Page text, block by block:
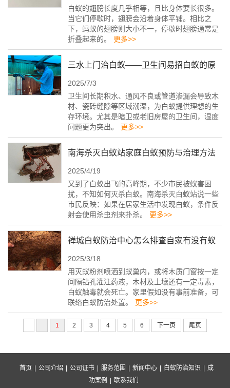
白蚁的翅膀长度几乎相等，且比身体要长很多。
当它们停歇时，翅膀会沿着身体平铺。相比之
下，蚂蚁的翅膀则大小不一，停歇时翅膀通常是
折叠起来的。
更多>>
三水上门治白蚁——卫生间易招白蚁的原
因
2025/7/3
卫生间长期积水、通风不良或管道渗漏会导致木
材、瓷砖缝隙等区域潮湿，为白蚁提供理想的生
存环境。尤其是暗卫或老旧房屋的卫生间，湿度
问题更为突出。
更多>>
南海杀灭白蚁站家庭白蚁预防与治理方法
2025/4/19
又到了白蚁出飞的高峰期，不少市民被蚁害困
扰，不知如何灭杀白蚁。南海杀灭白蚁站说一些
市民反映：如果在居家生活中发现白蚁，条件反
射会使用杀虫剂来扑杀。
更多>>
禅城白蚁防治中心怎么排查自家有没有蚁
巢
2025/3/18
用灭蚁粉剂喷洒到蚁巢内，或将木质门窗按一定
间隔钻孔灌注药液，木材及土壤还有一定毒素，
白蚁触毒就会死亡。家里假如没有事前准备，可
联络白蚁防治处置。
更多>>
1 2 3 4 5 6 下一页 尾页
首页 | 公司介绍 | 公司证书 | 服务范围 | 新闻中心 | 白蚁防治知识 | 成
功案例
| 联系我们